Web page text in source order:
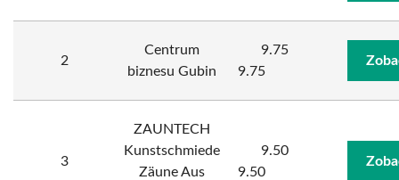
2
Centrum
biznesu Gubin
9.75
9.75
3
ZAUNTECH
Kunstschmiede
Zäune Aus
9.50
9.50